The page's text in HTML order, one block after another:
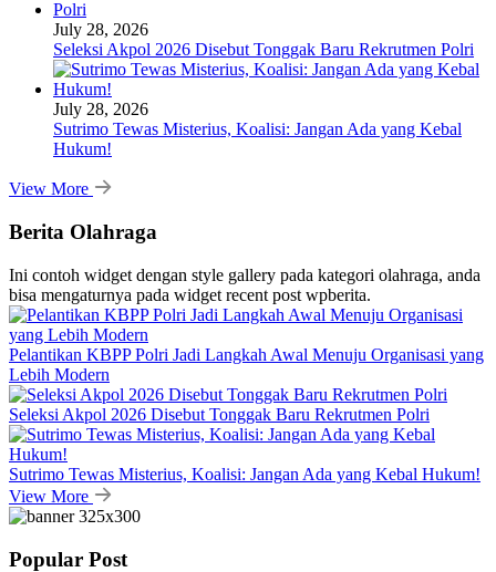
July 28, 2026
Seleksi Akpol 2026 Disebut Tonggak Baru Rekrutmen Polri
July 28, 2026
Sutrimo Tewas Misterius, Koalisi: Jangan Ada yang Kebal
Hukum!
View More
Berita Olahraga
Ini contoh widget dengan style gallery pada kategori olahraga, anda
bisa mengaturnya pada widget recent post wpberita.
Pelantikan KBPP Polri Jadi Langkah Awal Menuju Organisasi yang
Lebih Modern
Seleksi Akpol 2026 Disebut Tonggak Baru Rekrutmen Polri
Sutrimo Tewas Misterius, Koalisi: Jangan Ada yang Kebal Hukum!
View More
Popular Post